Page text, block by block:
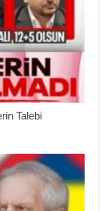
Talebi